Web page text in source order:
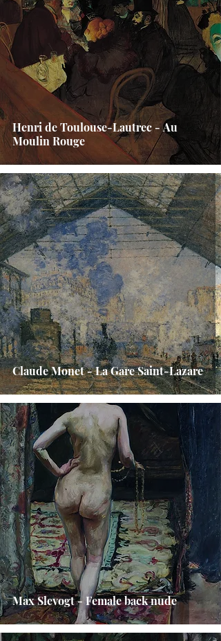
Henri de Toulouse-Lautrec - Au
Moulin Rouge
Claude Monet - La Gare Saint-Lazare
Max Slevogt - Female back nude